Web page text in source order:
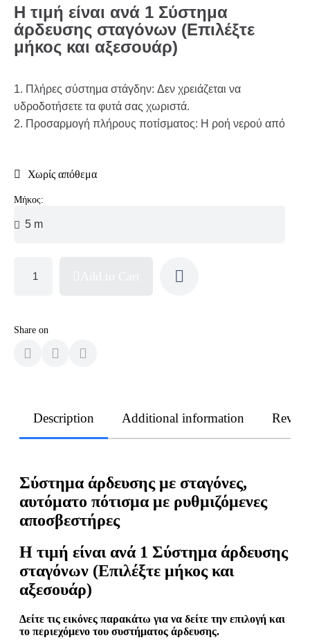
Η τιμή είναι ανά 1 Σύστημα
άρδευσης σταγόνων (Επιλέξτε
μήκος και αξεσουάρ)
1. Πλήρες σύστημα στάγδην: Δεν χρειάζεται να
υδροδοτήσετε τα φυτά σας χωριστά.
2. Προσαρμογή πλήρους ποτίσματος: Η ροή νερού από
Χωρίς απόθεμα
Μήκος:
Share on
Description Additional information
Σύστημα άρδευσης με σταγόνες,
αυτόματο πότισμα με ρυθμιζόμενες
αποσβεστήρες
Η τιμή είναι ανά 1 Σύστημα άρδευσης
σταγόνων (Επιλέξτε μήκος και
αξεσουάρ)
Δείτε τις εικόνες παρακάτω για να δείτε την επιλογή και
το περιεχόμενο του συστήματος άρδευσης.